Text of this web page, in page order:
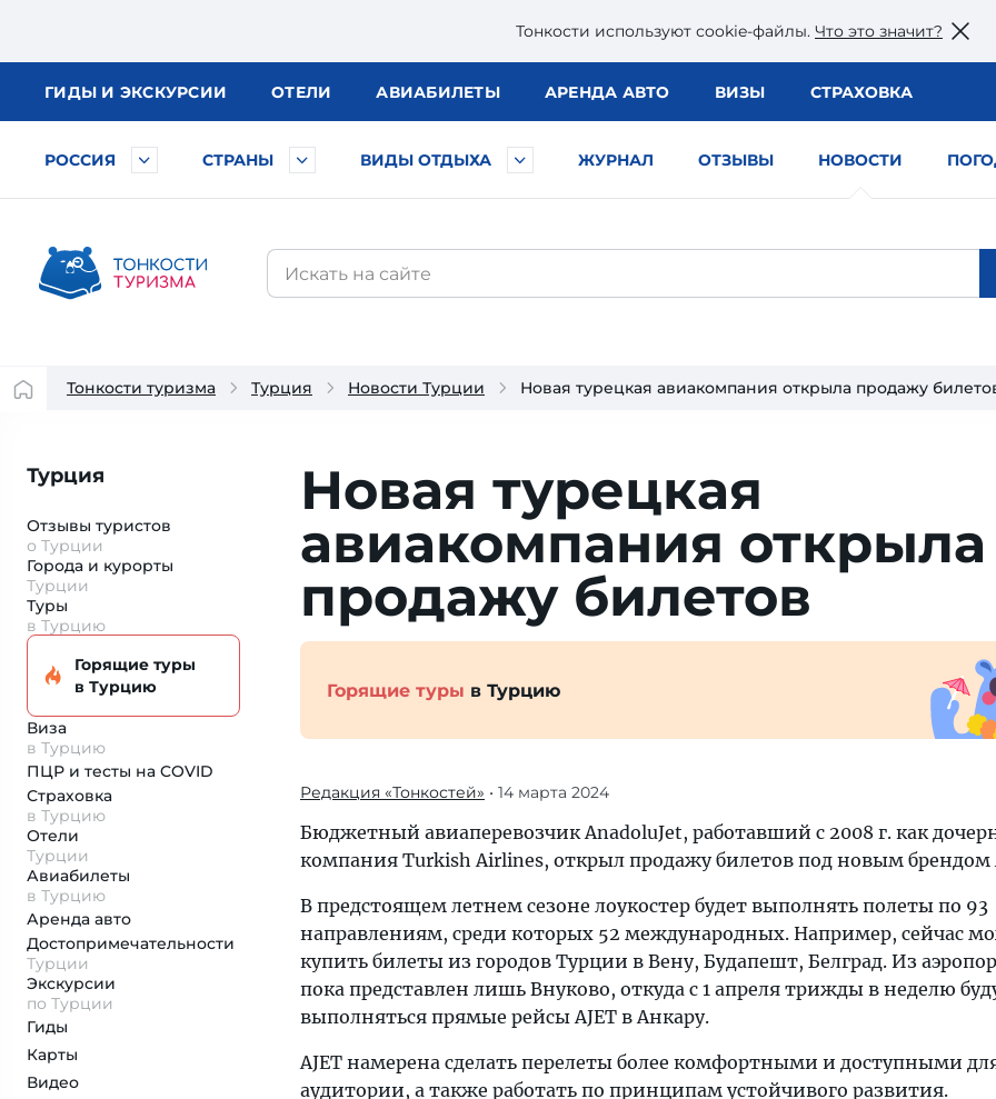
Тонкости используют сookie-файлы. Что это значит?
ГИДЫ И ЭКСКУРСИИ ОТЕЛИ АВИАБИЛЕТЫ АРЕНДА АВТО ВИЗЫ СТРАХОВКА
РОССИЯ СТРАНЫ ВИДЫ ОТДЫХА ЖУРНАЛ ОТЗЫВЫ НОВОСТИ
Тонкости туризма Турция Новости Турции Новая турецкая авиакомпания открыла продажу
Турция
Отзывы туристов
о Турции
Города и курорты
Турции
Туры
в Турцию
Горящие туры
в Турцию
Виза
в Турцию
ПЦР и тесты на COVID
Страховка
в Турцию
Отели
Турции
Авиабилеты
в Турцию
Аренда авто
Достопримеча­тельности
Турции
Экскурсии
по Турции
Гиды
Карты
Видео
Новая турецкая
авиакомпания от­крыла
про­дажу билетов
Горящие туры в Турцию
Редакция «Тонкостей» • 14 марта 2024
Бюджетный авиаперевозчик AnadoluJet, работавший с 2008 г. как
компания Turkish Airlines, открыл продажу билетов под новым брендом
В предстоящем летнем сезоне лоукостер будет выполнять полеты по 93
направлениям, среди которых 52 международных. Например, сейчас
купить билеты из городов Турции в Вену, Будапешт, Белград. Из
пока представлен лишь Внуково, откуда с 1 апреля трижды в неделю
выполняться прямые рейсы AJET в Анкару.
AJET намерена сделать перелеты более комфортными и доступными
аудитории, а также работать по принципам устойчивого развития.